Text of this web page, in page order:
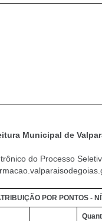
Municipal de
do Processo
POR PONTOS -